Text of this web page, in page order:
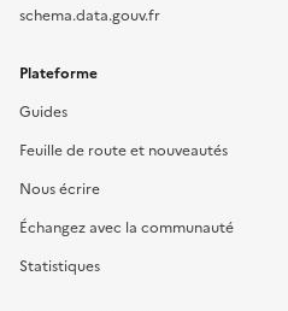
schema.data.gouv.fr
Plateforme
Guides
Feuille de route et nouveautés
Nous écrire
Échangez avec la communauté
Statistiques